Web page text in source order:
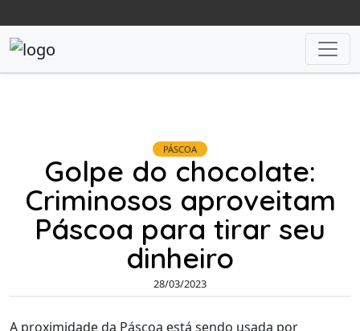
PÁSCOA
Golpe do chocolate:
Criminosos aproveitam
Páscoa para tirar seu
dinheiro
28/03/2023
A proximidade da Páscoa está sendo usada por